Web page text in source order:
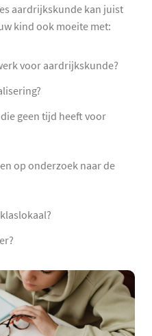
aardrijkskunde kan juist
kind ook moeite met:
voor aardrijkskunde?
geen tijd heeft voor
op onderzoek naar de